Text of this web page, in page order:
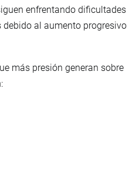
enfrentando dificultades
al aumento progresivo
más presión generan sobre